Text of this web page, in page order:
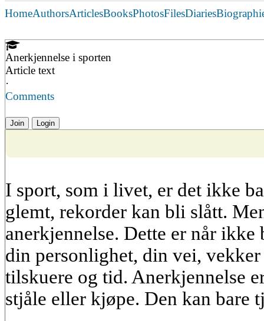
HomeAuthorsArticlesBooksPhotosFilesDiaries
Anerkjennelse i sporten
Article text
·
Comments
Join Login
I sport, som i livet, er det ikke
glemt, rekorder kan bli slått.
anerkjennelse. Dette er når ikke
din personlighet, din vei,
tilskuere og tid. Anerkjennelse
stjåle eller kjøpe. Den kan bare